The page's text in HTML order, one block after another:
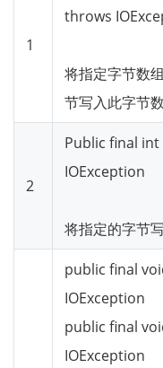
1
throws
将指定字节数
节写入此字节
2
Public final
IOException
将指定的字节
public final
IOException
public final
IOException